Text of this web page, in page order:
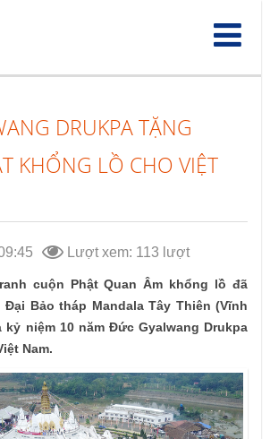
dung
DRUKPA TẶNG
KHỔNG LỒ CHO VIỆT
Lượt xem: 113 lượt
cuộn Phật Quan Âm khổng lồ đã
Bảo tháp Mandala Tây Thiên (Vĩnh
kỷ niệm 10 năm Đức Gyalwang Drukpa
Nam.